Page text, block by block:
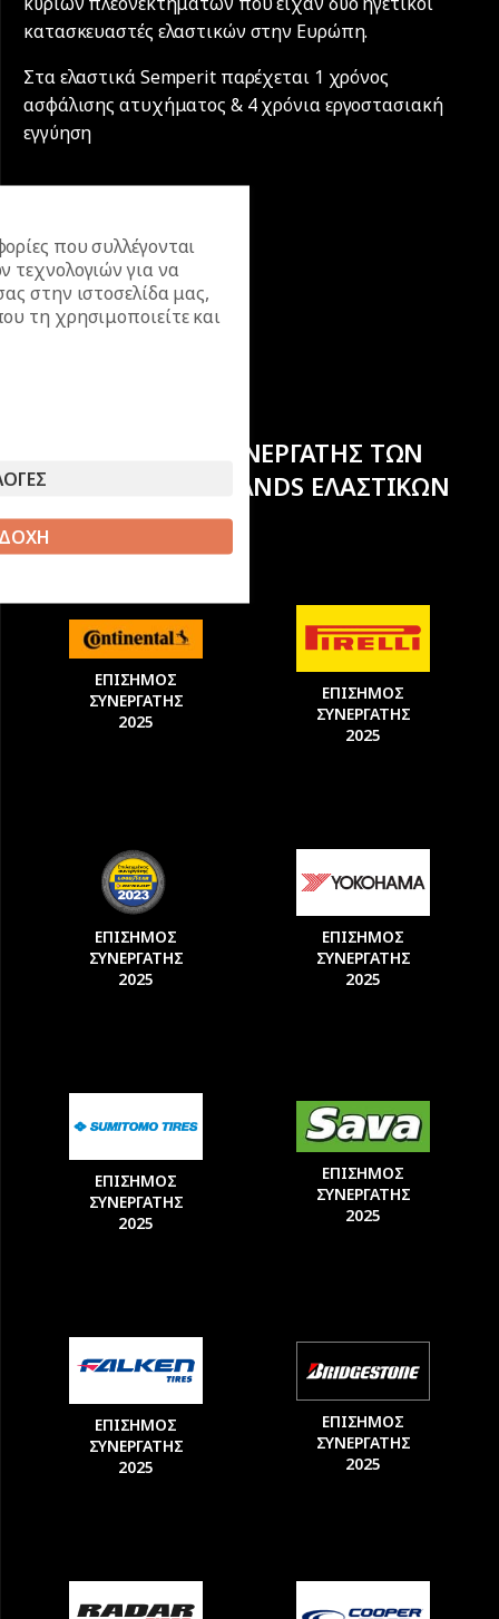
κατασκευαστές ελαστικών στην Ευρώπη.
Στα ελαστικά Semperit παρέχεται 1 χρόνος
ασφάλισης ατυχήματος & 4 χρόνια εργοστασιακή
εγγύηση
ΕΠΙΣΗΜΟΣ ΣΥΝΕΡΓΑΤΗΣ ΤΩΝ
ΚΟΡΥΦΑΙΩΝ BRANDS ΕΛΑΣΤΙΚΩΝ
ΕΠΙΣΗΜΟΣ
ΣΥΝΕΡΓΑΤΗΣ
2025
ΕΠΙΣΗΜΟΣ
ΣΥΝΕΡΓΑΤΗΣ
2025
ΕΠΙΣΗΜΟΣ
ΣΥΝΕΡΓΑΤΗΣ
2025
ΕΠΙΣΗΜΟΣ
ΣΥΝΕΡΓΑΤΗΣ
2025
ΕΠΙΣΗΜΟΣ
ΣΥΝΕΡΓΑΤΗΣ
2025
ΕΠΙΣΗΜΟΣ
ΣΥΝΕΡΓΑΤΗΣ
2025
ΕΠΙΣΗΜΟΣ
ΣΥΝΕΡΓΑΤΗΣ
2025
ΕΠΙΣΗΜΟΣ
ΣΥΝΕΡΓΑΤΗΣ
2025
που συλλέγονται
τεχνολογιών για να
στην ιστοσελίδα μας,
τη χρησιμοποιείτε και